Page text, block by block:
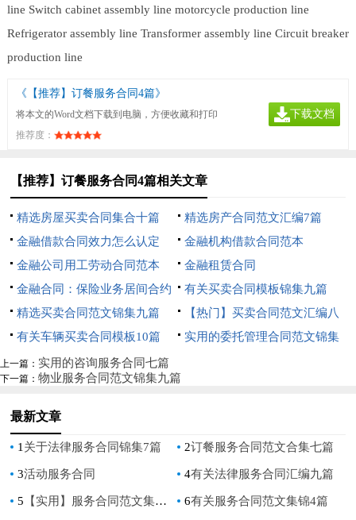
line Switch cabinet assembly line motorcycle production line
Refrigerator assembly line Transformer assembly line Circuit breaker
production line
《【推荐】订餐服务合同4篇》
将本文的Word文档下载到电脑，方便收藏和打印
推荐度：
下载文档
【推荐】订餐服务合同4篇相关文章
精选房屋买卖合同集合十篇
精选房产合同范文汇编7篇
金融借款合同效力怎么认定
金融机构借款合同范本
金融公司用工劳动合同范本
金融租赁合同
金融合同：保险业务居间合约
有关买卖合同模板锦集九篇
精选买卖合同范文锦集九篇
【热门】买卖合同范文汇编八
篇
有关车辆买卖合同模板10篇
实用的委托管理合同范文锦集
上一篇： 实用的咨询服务合同七篇
下一篇： 物业服务合同范文锦集九篇
最新文章
1 关于法律服务合同锦集7篇 2订餐服务合同范文合集七篇
3活动服务合同 4有关法律服务合同汇编九篇
5 【实用】服务合同范文集合十篇 6有关服务合同范文集锦4篇